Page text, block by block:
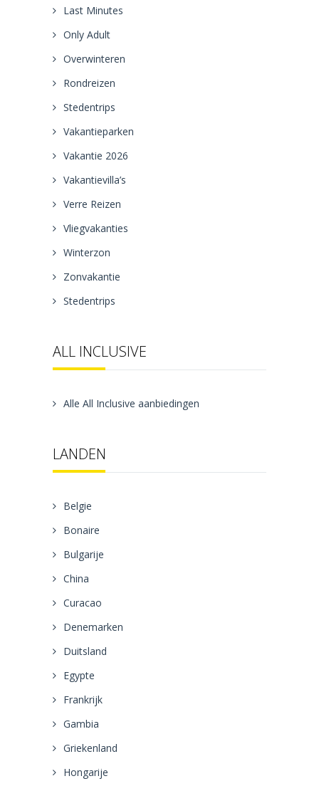
Last Minutes
Only Adult
Overwinteren
Rondreizen
Stedentrips
Vakantieparken
Vakantie 2026
Vakantievilla’s
Verre Reizen
Vliegvakanties
Winterzon
Zonvakantie
Stedentrips
ALL INCLUSIVE
Alle All Inclusive aanbiedingen
LANDEN
Belgie
Bonaire
Bulgarije
China
Curacao
Denemarken
Duitsland
Egypte
Frankrijk
Gambia
Griekenland
Hongarije